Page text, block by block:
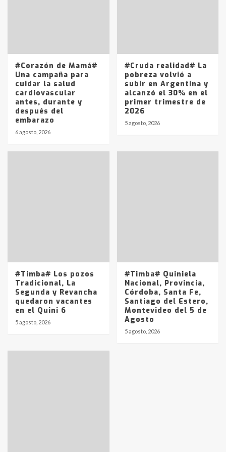
5
#Corazón de Mamá#
Una campaña para
cuidar la salud
cardiovascular
antes, durante y
después del
embarazo
6 agosto, 2026
#Cruda realidad# La
pobreza volvió a
subir en Argentina y
alcanzó el 30% en el
primer trimestre de
2026
5 agosto, 2026
#Timba# Los pozos
Tradicional, La
Segunda y Revancha
quedaron vacantes
en el Quini 6
5 agosto, 2026
#Timba# Quiniela
Nacional, Provincia,
Córdoba, Santa Fe,
Santiago del Estero,
Montevideo del 5 de
Agosto
5 agosto, 2026